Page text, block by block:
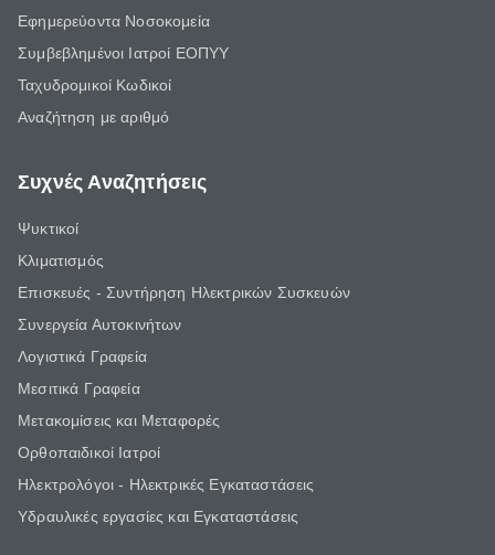
Εφημερεύοντα Νοσοκομεία
Συμβεβλημένοι Ιατροί ΕΟΠΥΥ
Ταχυδρομικοί Κωδικοί
Αναζήτηση με αριθμό
Συχνές Αναζητήσεις
Ψυκτικοί
Κλιματισμός
Επισκευές - Συντήρηση Ηλεκτρικών Συσκευών
Συνεργεία Αυτοκινήτων
Λογιστικά Γραφεία
Μεσιτικά Γραφεία
Μετακομίσεις και Μεταφορές
Ορθοπαιδικοί Ιατροί
Ηλεκτρολόγοι - Ηλεκτρικές Εγκαταστάσεις
Υδραυλικές εργασίες και Εγκαταστάσεις